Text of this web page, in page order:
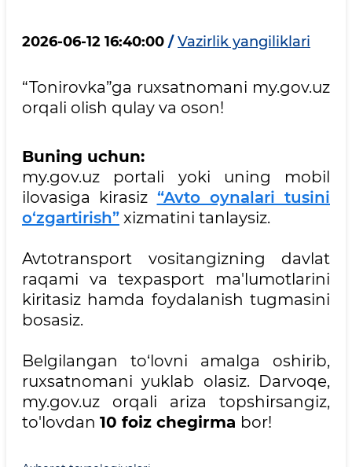
2026-06-12 16:40:00 / Vazirlik yangiliklari
“Tonirovka”ga ruxsatnomani my.gov.uz
orqali olish qulay va oson!
Buning uchun:
my.gov.uz portali yoki uning mobil
ilovasiga kirasiz “Avto oynalari tusini
o‘zgartirish” xizmatini tanlaysiz.
Avtotransport vositangizning davlat
raqami va texpasport ma'lumotlarini
kiritasiz hamda foydalanish tugmasini
bosasiz.
Belgilangan to‘lovni amalga oshirib,
ruxsatnomani yuklab olasiz. Darvoqe,
my.gov.uz orqali ariza topshirsangiz,
to'lovdan 10 foiz chegirma bor!